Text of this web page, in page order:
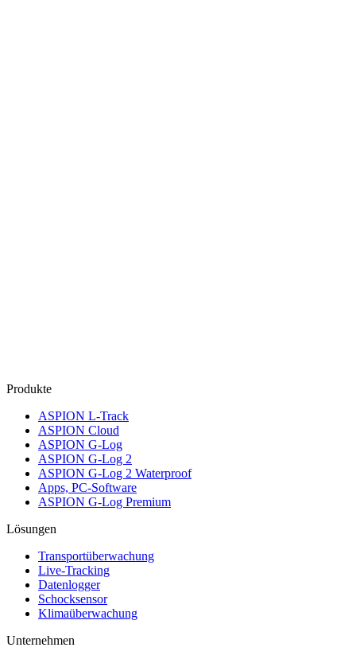
Produkte
ASPION L-Track
ASPION Cloud
ASPION G-Log
ASPION G-Log 2
ASPION G-Log 2 Waterproof
Apps, PC-Software
ASPION G-Log Premium
Lösungen
Transportüberwachung
Live-Tracking
Datenlogger
Schocksensor
Klimaüberwachung
Unternehmen